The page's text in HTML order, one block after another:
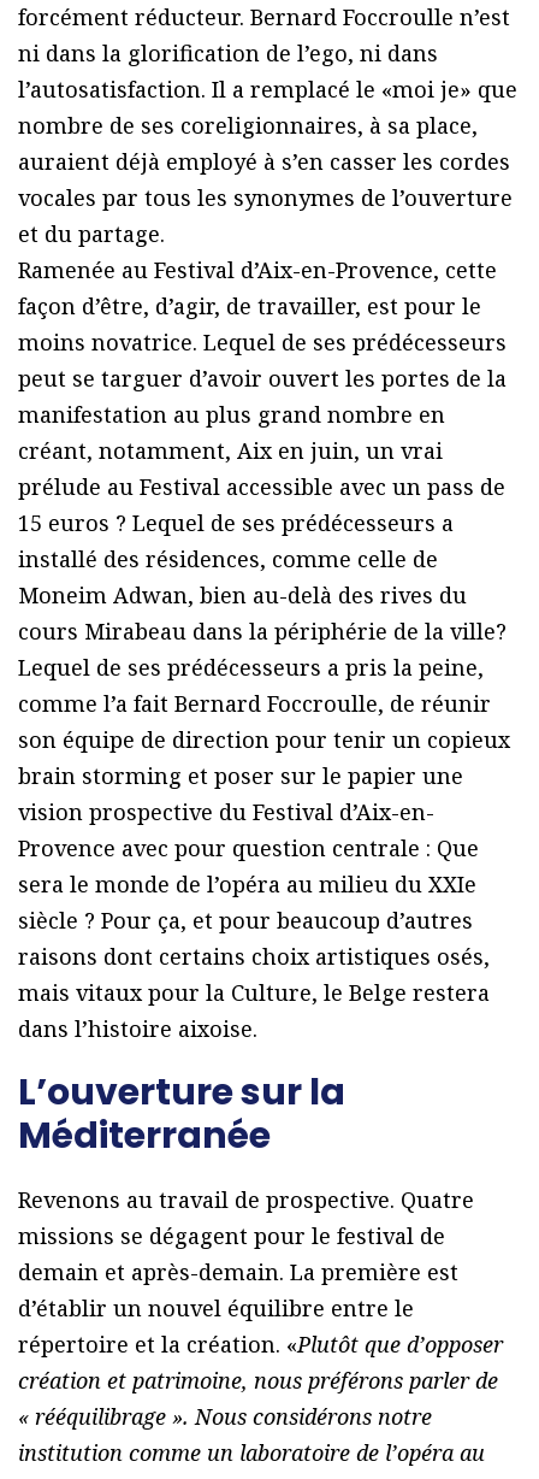
forcément réducteur. Bernard Foccroulle n’est
ni dans la glorification de l’ego, ni dans
l’autosatisfaction. Il a remplacé le «moi je» que
nombre de ses coreligionnaires, à sa place,
auraient déjà employé à s’en casser les cordes
vocales par tous les synonymes de l’ouverture
et du partage.
Ramenée au Festival d’Aix-en-Provence, cette
façon d’être, d’agir, de travailler, est pour le
moins novatrice. Lequel de ses prédécesseurs
peut se targuer d’avoir ouvert les portes de la
manifestation au plus grand nombre en
créant, notamment, Aix en juin, un vrai
prélude au Festival accessible avec un pass de
15 euros ? Lequel de ses prédécesseurs a
installé des résidences, comme celle de
Moneim Adwan, bien au-delà des rives du
cours Mirabeau dans la périphérie de la ville?
Lequel de ses prédécesseurs a pris la peine,
comme l’a fait Bernard Foccroulle, de réunir
son équipe de direction pour tenir un copieux
brain storming et poser sur le papier une
vision prospective du Festival d’Aix-en-
Provence avec pour question centrale : Que
sera le monde de l’opéra au milieu du XXIe
siècle ? Pour ça, et pour beaucoup d’autres
raisons dont certains choix artistiques osés,
mais vitaux pour la Culture, le Belge restera
dans l’histoire aixoise.
L’ouverture sur la
Méditerranée
Revenons au travail de prospective. Quatre
missions se dégagent pour le festival de
demain et après-demain. La première est
d’établir un nouvel équilibre entre le
répertoire et la création. «Plutôt que d’opposer
création et patrimoine, nous préférons parler de
« rééquilibrage ». Nous considérons notre
institution comme un laboratoire de l’opéra au